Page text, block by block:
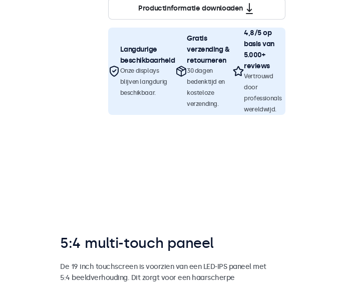
Productinformatie downloaden
Langdurige
beschikbaarheid
Onze displays
blijven langdurig
beschikbaar.
Gratis
verzending &
retourneren
30 dagen
bedenktijd en
kosteloze
verzending.
4,8/5 op
basis van
5.000+
reviews
Vertrouwd
door
professionals
wereldwijd.
5:4 multi-touch paneel
De 19 inch touchscreen is voorzien van een LED-IPS paneel met
5:4 beeldverhouding. Dit zorgt voor een haarscherpe